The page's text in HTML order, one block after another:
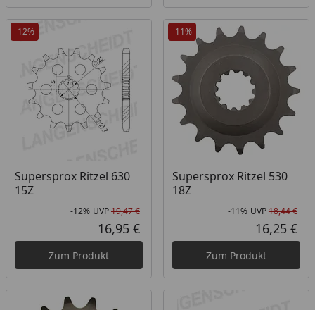
-12%
Supersprox Ritzel 630
15Z
Rabatt in Prozent
-12%
Ursprünglicher Preis
UVP19,47 €
Aktueller Preis
16,95 €
Zum Produkt
-11%
Supersprox Ritzel 530
18Z
-11% UVP18,44 €
16,25 €
Zum Produkt